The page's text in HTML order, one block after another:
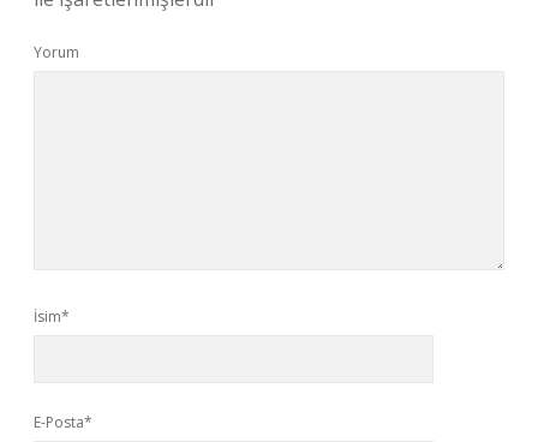
Yorum
İsim*
E-Posta*